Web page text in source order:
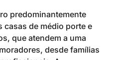
predominantemente
casas de médio porte e
que atendem a uma
desde famílias